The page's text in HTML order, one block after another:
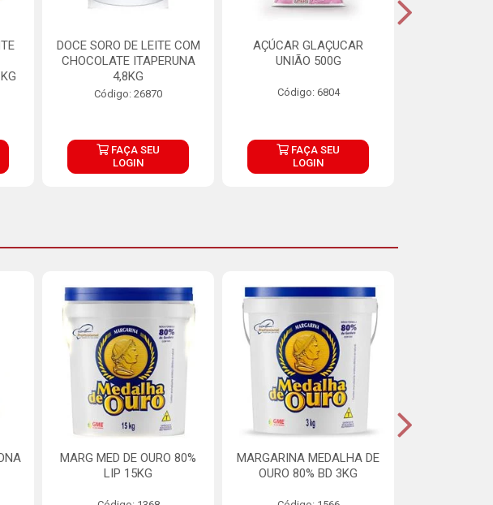
DOCE SORO DE LEITE COM
CHOCOLATE ITAPERUNA
4,8KG
Código: 26870
FAÇA SEU
LOGIN
AÇÚCAR GLAÇUCAR
UNIÃO 500G
Código: 6804
FAÇA SEU
LOGIN
MARG MED DE OURO 80%
LIP 15KG
MARGARINA MEDALHA DE
OURO 80% BD 3KG